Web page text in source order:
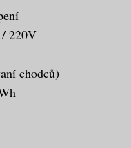
220V
chodců)